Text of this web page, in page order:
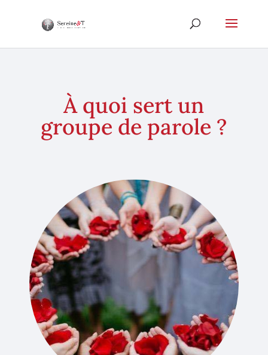
À quoi sert un
groupe de parole ?